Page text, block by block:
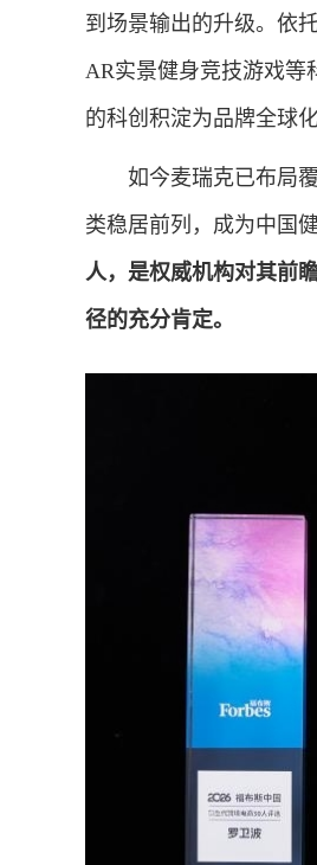
到场景输出的升级。依
AR实景健身竞技游戏等
的科创积淀为品牌全球
如今麦瑞克已布局覆
类稳居前列，成为中国
人，是权威机构对其前
径的充分肯定。